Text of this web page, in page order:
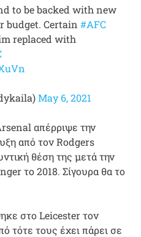
to be backed with new
budget. Certain #AFC
replaced with
May 6, 2021
απέρριψε την
από τον Rodgers
θέση της μετά την
το 2018. Σίγουρα θα το
στο Leicester τον
τότε τους έχει πάρει σε